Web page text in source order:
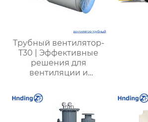
Трубный вентилятор-
T30 | Эффективные
решения для
вентиляции и
Прочные и надежные
системы вентиляции